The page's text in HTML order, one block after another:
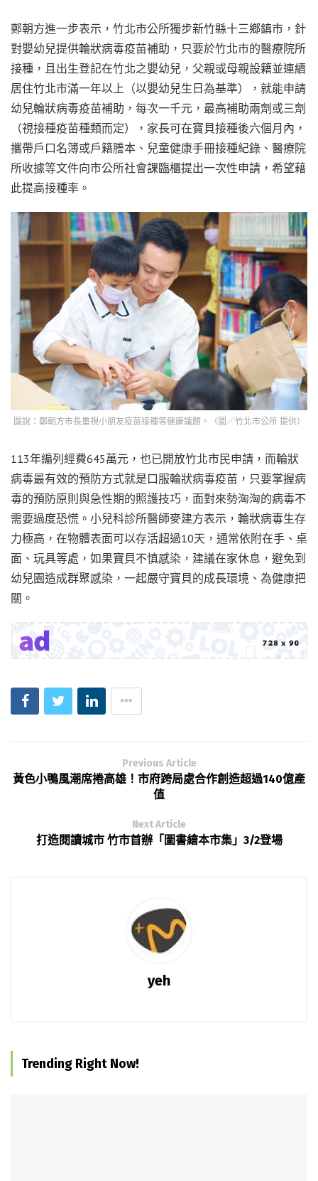
鄭朝方進一步表示，竹北市公所獨步新竹縣十三鄉鎮市，針
對嬰幼兒提供輪狀病毒疫苗補助，只要於竹北市的醫療院所
接種，且出生登記在竹北之嬰幼兒，父親或母親設籍並連續
居住竹北市滿一年以上（以嬰幼兒生日為基準），就能申請
幼兒輪狀病毒疫苗補助，每次一千元，最高補助兩劑或三劑
（視接種疫苗種類而定），家長可在寶貝接種後六個月內，
攜帶戶口名簿或戶籍謄本、兒童健康手冊接種紀錄、醫療院
所收據等文件向市公所社會課臨櫃提出一次性申請，希望藉
此提高接種率。
圖說：鄭朝方市長重視小朋友疫苗接種等健康議題。（圖／竹北市公所 提供）
113年編列經費645萬元，也已開放竹北市民申請，而輪狀
病毒最有效的預防方式就是口服輪狀病毒疫苗，只要掌握病
毒的預防原則與急性期的照護技巧，面對來勢洶洶的病毒不
需要過度恐慌。小兒科診所醫師麥建方表示，輪狀病毒生存
力極高，在物體表面可以存活超過10天，通常依附在手、桌
面、玩具等處，如果寶貝不慎感染，建議在家休息，避免到
幼兒園造成群聚感染，一起嚴守寶貝的成長環境、為健康把
關。
Previous Article
黃色小鴨風潮席捲高雄！市府跨局處合作創造超過140億產
值
Next Article
打造閱讀城市 竹市首辦「圖書繪本市集」3/2登場
yeh
Trending Right Now!